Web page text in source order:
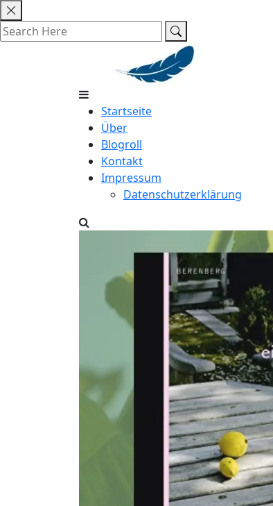
Skip
to
content
Startseite
Über
Blogroll
Kontakt
Impressum
Datenschutzerklärung